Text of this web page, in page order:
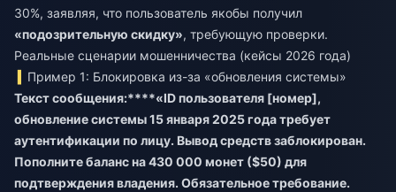
30%, заявляя, что пользователь якобы получил
«подозрительную скидку», требующую проверки.
Реальные сценарии мошенничества (кейсы 2026 года)
Пример 1: Блокировка из-за «обновления системы»
Текст сообщения:****«ID пользователя [номер],
обновление системы 15 января 2025 года требует
аутентификации по лицу. Вывод средств заблокирован.
Пополните баланс на 430 000 монет ($50) для
подтверждения владения. Обязательное требование.